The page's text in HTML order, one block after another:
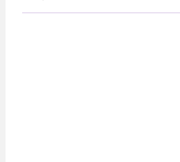
TPAO в разработке нефти